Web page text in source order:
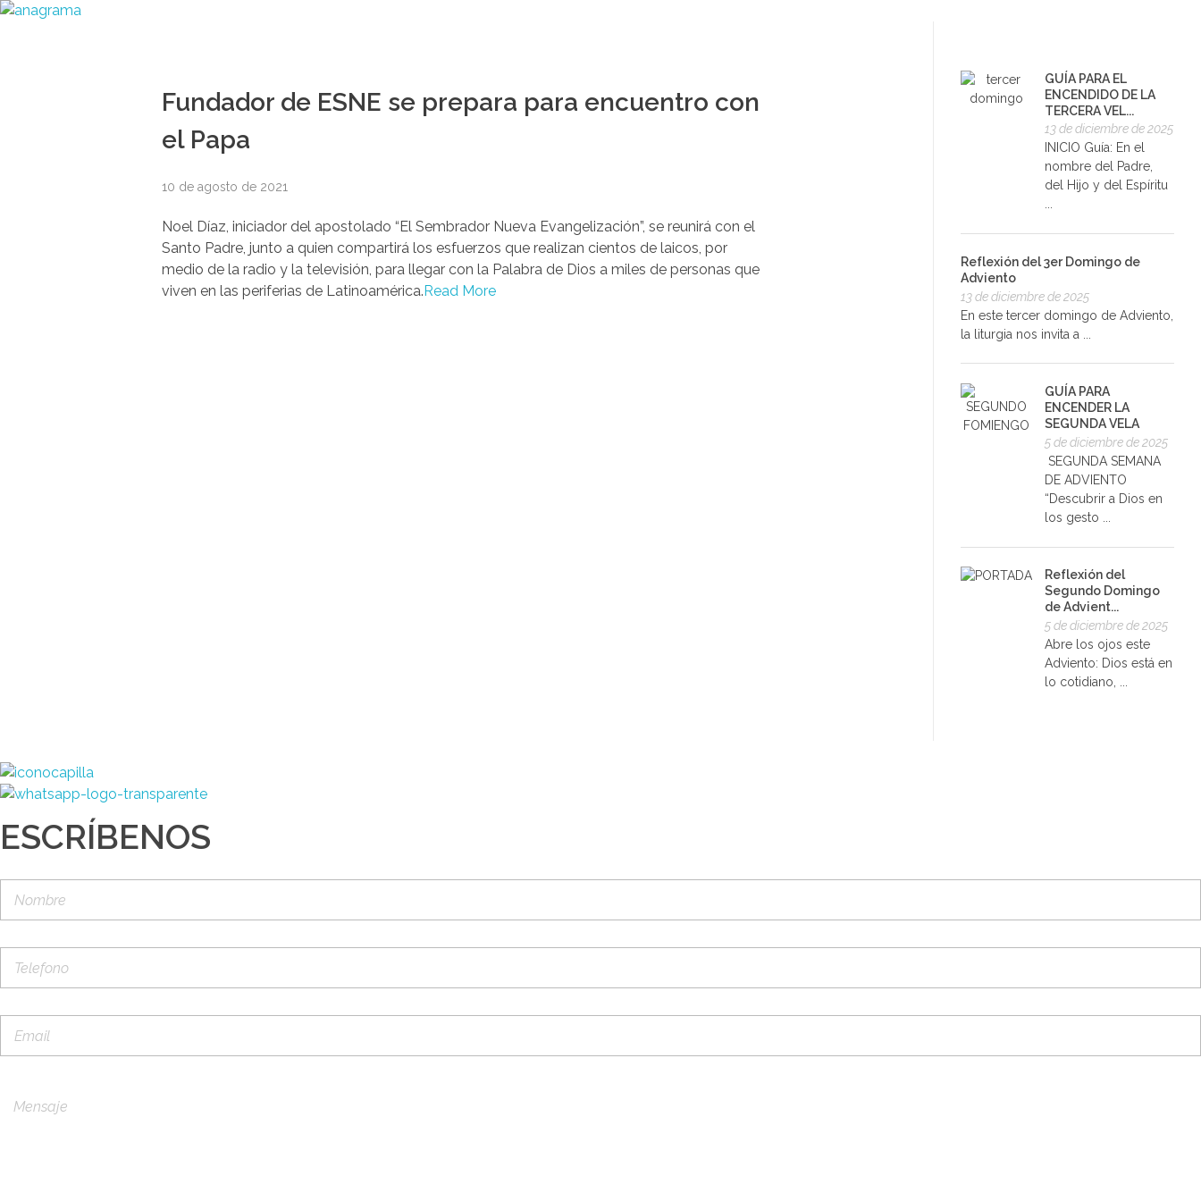
Fundador de ESNE se prepara para encuentro con
el Papa
10 de agosto de 2021
Noel Díaz, iniciador del apostolado “El Sembrador Nueva Evangelización”, se reunirá con el
Santo Padre, junto a quien compartirá los esfuerzos que realizan cientos de laicos, por
medio de la radio y la televisión, para llegar con la Palabra de Dios a miles de personas que
viven en las periferias de Latinoamérica.Read More
GUÍA PARA EL
ENCENDIDO DE LA
TERCERA VEL...
13 de diciembre de 2025
INICIO Guía: En el
nombre del Padre,
del Hijo y del Espíritu
...
Reflexión del 3er Domingo de
Adviento
13 de diciembre de 2025
En este tercer domingo de Adviento,
la liturgia nos invita a ...
GUÍA PARA
ENCENDER LA
SEGUNDA VELA
5 de diciembre de 2025
SEGUNDA SEMANA
DE ADVIENTO
“Descubrir a Dios en
los gesto ...
Reflexión del
Segundo Domingo
de Advient...
5 de diciembre de 2025
Abre los ojos este
Adviento: Dios está en
lo cotidiano, ...
ESCRÍBENOS